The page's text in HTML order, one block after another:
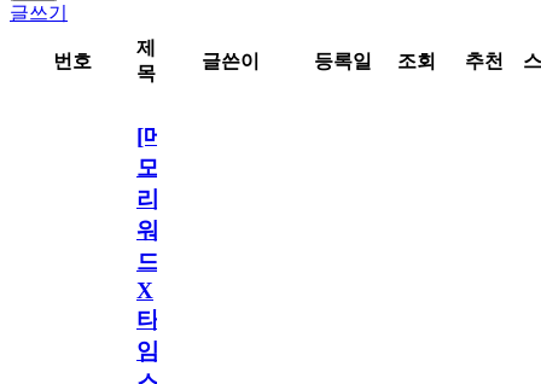
글쓰기
번호
제
목
글쓴이 등록일 조회 추천
[메
모
리
워
드
X
타
임